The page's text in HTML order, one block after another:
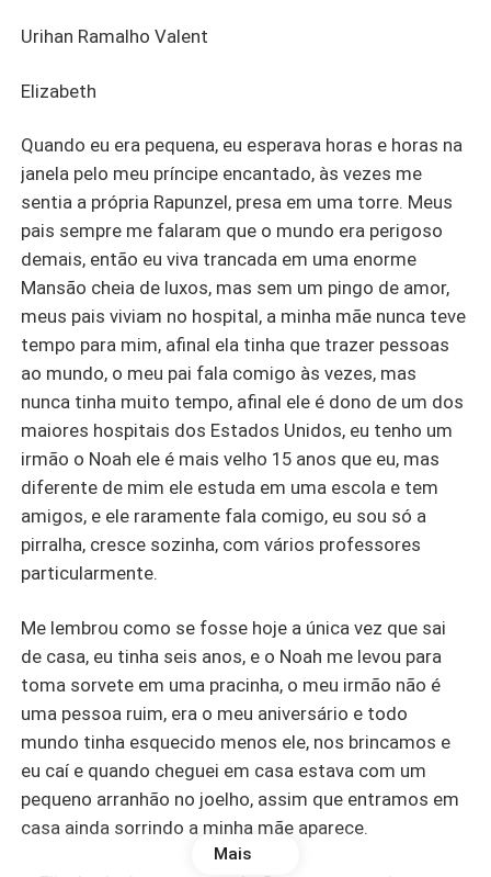
Urihan Ramalho Valent
Elizabeth
Quando eu era pequena, eu esperava horas e horas na
janela pelo meu príncipe encantado, às vezes me
sentia a própria Rapunzel, presa em uma torre. Meus
pais sempre me falaram que o mundo era perigoso
demais, então eu viva trancada em uma enorme
Mansão cheia de luxos, mas sem um pingo de amor,
meus pais viviam no hospital, a minha mãe nunca teve
tempo para mim, afinal ela tinha que trazer pessoas
ao mundo, o meu pai fala comigo às vezes, mas
nunca tinha muito tempo, afinal ele é dono de um dos
maiores hospitais dos Estados Unidos, eu tenho um
irmão o Noah ele é mais velho 15 anos que eu, mas
diferente de mim ele estuda em uma escola e tem
amigos, e ele raramente fala comigo, eu sou só a
pirralha, cresce sozinha, com vários professores
particularmente.
Me lembrou como se fosse hoje a única vez que sai
de casa, eu tinha seis anos, e o Noah me levou para
toma sorvete em uma pracinha, o meu irmão não é
uma pessoa ruim, era o meu aniversário e todo
mundo tinha esquecido menos ele, nos brincamos e
eu caí e quando cheguei em casa estava com um
pequeno arranhão no joelho, assim que entramos em
casa ainda sorrindo a minha mãe aparece.
Mais